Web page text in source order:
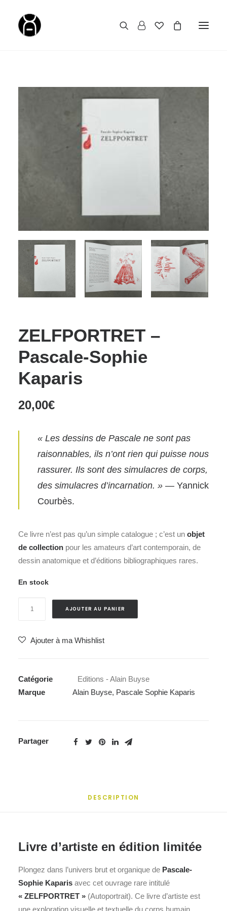
ZELFPORTRET –
Pascale-Sophie
Kaparis
20,00€
« Les dessins de Pascale ne sont pas
raisonnables, ils n’ont rien qui puisse nous
rassurer. Ils sont des simulacres de corps,
des simulacres d’incarnation. » — Yannick
Courbès.
Ce livre n’est pas qu’un simple catalogue ; c’est un objet
de collection pour les amateurs d’art contemporain, de
dessin anatomique et d’éditions bibliographiques rares.
En stock
–
Kaparis
AJOUTER AU PANIER
Ajouter à ma Whishlist
Catégorie
Editions - Alain Buyse
Marque
Alain Buyse, Pascale Sophie Kaparis
Partager
DESCRIPTION
Livre d’artiste en édition limitée
Plongez dans l’univers brut et organique de Pascale-
Sophie Kaparis avec cet ouvrage rare intitulé
« ZELFPORTRET » (Autoportrait). Ce livre d’artiste est
une exploration visuelle et textuelle du corps humain,